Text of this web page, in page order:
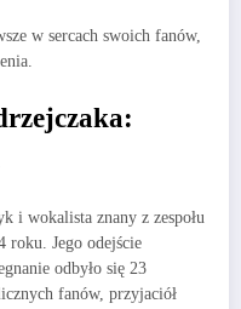
w sercach swoich fanów,
i wokalista znany z zespołu
roku. Jego odejście
odbyło się 23
fanów, przyjaciół